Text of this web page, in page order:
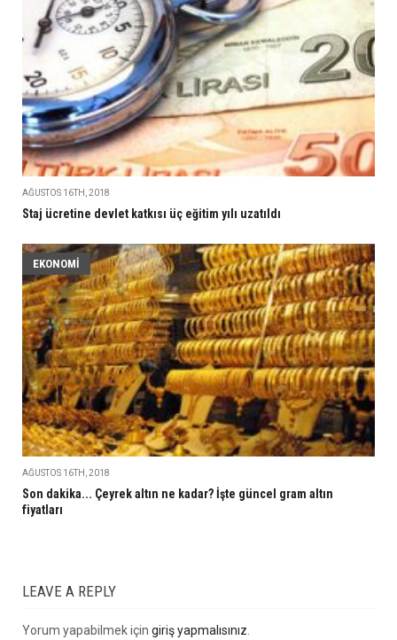
AĞUSTOS 16TH, 2018
Staj ücretine devlet katkısı üç eğitim yılı uzatıldı
EKONOMI
AĞUSTOS 16TH, 2018
Son dakika... Çeyrek altın ne kadar? İşte güncel gram altın
fiyatları
LEAVE A REPLY
Yorum yapabilmek için giriş yapmalısınız